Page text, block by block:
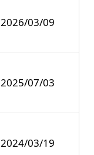
2026/03/09
2025/07/03
2024/03/19